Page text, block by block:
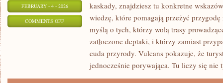
FEBRUARY - 4 - 2026
COMMENTS OFFON
MOKRADŁA
kaskady, znajdziesz tu konkretne
wiedzę, które pomagają przeżyć przygodę
myślą o tych, którzy wolą trasy
zatłoczone deptaki, i którzy zamiast
cuda przyrody. Vulcans pokazuje, że
jednocześnie porywająca. Tu liczy się nie